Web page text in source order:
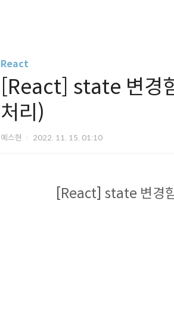
React
[React] state 변경
처리)
예스현 2022. 11. 15. 01:10
[React] state 변경